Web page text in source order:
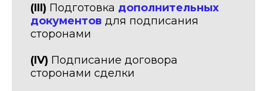
(III) Подготовка дополнительных
документов для подписания
сторонами
(IV) Подписание договора
сторонами сделки